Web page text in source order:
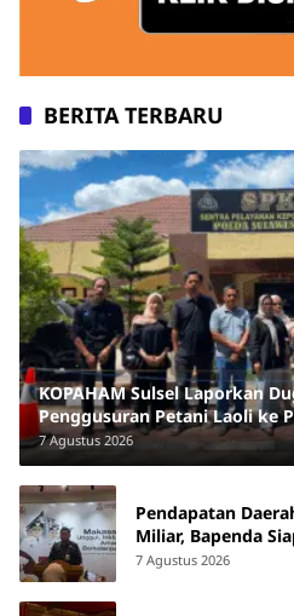
BERITA TERBARU
KOPAHAM Sulsel Laporkan
Penggusuran Petani Laoli ke
7 Agustus 2026
Pendapatan
Miliar, Bapenda
Tunggakan Pajak
7 Agustus 2026